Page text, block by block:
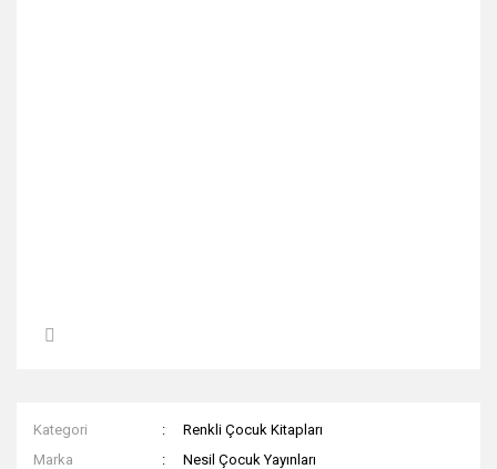
Kategori
Renkli Çocuk Kitapları
Marka
Nesil Çocuk Yayınları